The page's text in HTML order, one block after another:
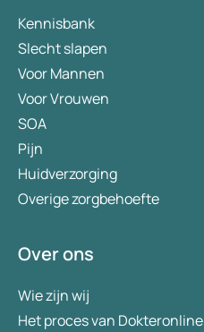
Kennisbank
Slecht slapen
Voor Mannen
Voor Vrouwen
SOA
Pijn
Huidverzorging
Overige zorgbehoefte
Over ons
Wie zijn wij
Het proces van Dokteronline